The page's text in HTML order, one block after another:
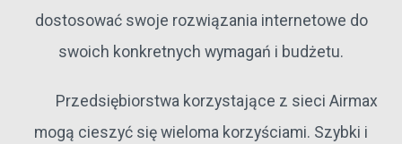
dostosować swoje rozwiązania internetowe do
swoich konkretnych wymagań i budżetu.
Przedsiębiorstwa korzystające z sieci Airmax
mogą cieszyć się wieloma korzyściami. Szybki i